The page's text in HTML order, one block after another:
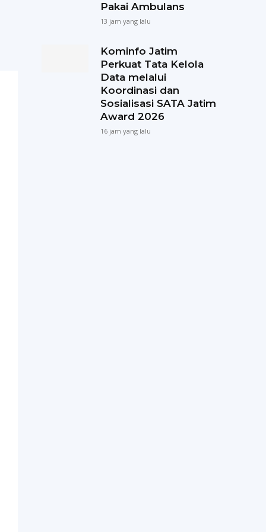
Pakai Ambulans
13 jam yang lalu
Kominfo Jatim
Perkuat Tata Kelola
Data melalui
Koordinasi dan
Sosialisasi SATA Jatim
Award 2026
16 jam yang lalu